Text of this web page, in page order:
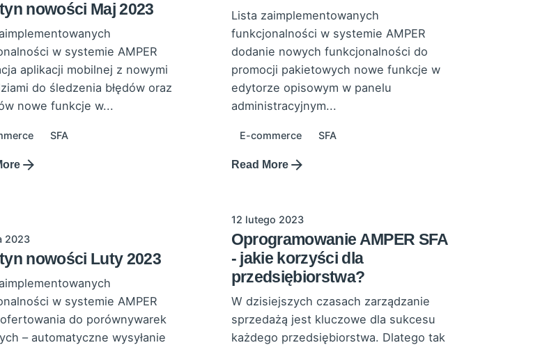
nowości Maj 2023
w systemie AMPER
aplikacji mobilnej z nowymi
do śledzenia błędów oraz
nowe funkcje w...
SFA
Lista zaimplementowanych
funkcjonalności w systemie AMPER
dodanie nowych funkcjonalności do
promocji pakietowych nowe funkcje w
edytorze opisowym w panelu
administracyjnym...
E-commerce SFA
Read More
2023
nowości Luty 2023
w systemie AMPER
ofertowania do porównywarek
– automatyczne wysyłanie
12 lutego 2023
Oprogramowanie AMPER SFA
- jakie korzyści dla
przedsiębiorstwa?
W dzisiejszych czasach zarządzanie
sprzedażą jest kluczowe dla sukcesu
każdego przedsiębiorstwa. Dlatego tak